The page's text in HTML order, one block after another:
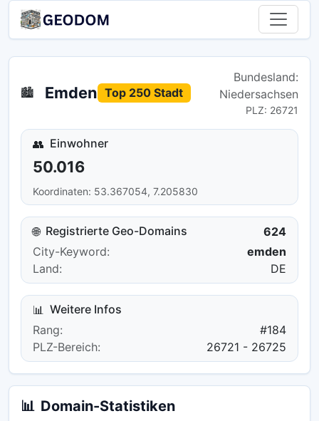
🏙️ Emden Top 250 Stadt
Bundesland:
Niedersachsen
PLZ: 26721
👥 Einwohner
50.016
Koordinaten: 53.367054, 7.205830
🌐 Registrierte Geo-Domains
624
City-Keyword:
emden
Land:
DE
📊 Weitere Infos
Rang:
#184
PLZ-Bereich:
26721 - 26725
📊 Domain-Statistiken